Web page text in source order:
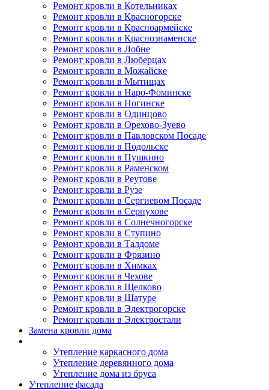
Ремонт кровли в Котельниках
Ремонт кровли в Красногорске
Ремонт кровли в Красноармейске
Ремонт кровли в Краснознаменске
Ремонт кровли в Лобне
Ремонт кровли в Люберцах
Ремонт кровли в Можайске
Ремонт кровли в Мытищах
Ремонт кровли в Наро-Фоминске
Ремонт кровли в Ногинске
Ремонт кровли в Одинцово
Ремонт кровли в Орехово-Зуево
Ремонт кровли в Павловском Посаде
Ремонт кровли в Подольске
Ремонт кровли в Пушкино
Ремонт кровли в Раменском
Ремонт кровли в Реутове
Ремонт кровли в Рузе
Ремонт кровли в Сергиевом Посаде
Ремонт кровли в Серпухове
Ремонт кровли в Солнечногорске
Ремонт кровли в Ступино
Ремонт кровли в Талдоме
Ремонт кровли в Фрязино
Ремонт кровли в Химках
Ремонт кровли в Чехове
Ремонт кровли в Щелково
Ремонт кровли в Шатуре
Ремонт кровли в Электрогорске
Ремонт кровли в Электростали
Замена кровли дома
Утепление каркасного дома
Утепление деревянного дома
Утепление дома из бруса
Утепление фасада